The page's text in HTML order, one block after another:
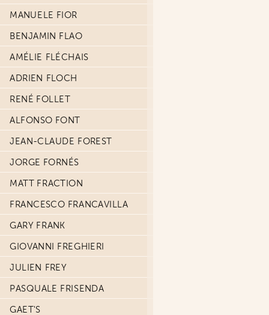
MANUELE FIOR
BENJAMIN FLAO
AMÉLIE FLÉCHAIS
ADRIEN FLOCH
RENÉ FOLLET
ALFONSO FONT
JEAN-CLAUDE FOREST
JORGE FORNÉS
MATT FRACTION
FRANCESCO FRANCAVILLA
GARY FRANK
GIOVANNI FREGHIERI
JULIEN FREY
PASQUALE FRISENDA
GAET'S